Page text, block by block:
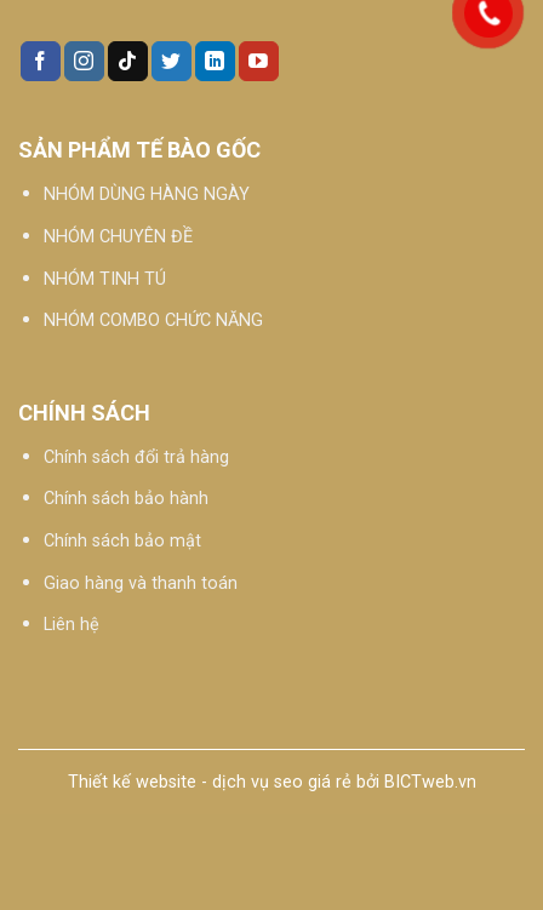
SẢN PHẨM TẾ BÀO GỐC
NHÓM DÙNG HÀNG NGÀY
NHÓM CHUYÊN ĐỀ
NHÓM TINH TÚ
NHÓM COMBO CHỨC NĂNG
CHÍNH SÁCH
Chính sách đổi trả hàng
Chính sách bảo hành
Chính sách bảo mật
Giao hàng và thanh toán
Liên hệ
Thiết kế website - dịch vụ seo giá rẻ bởi BICTweb.vn